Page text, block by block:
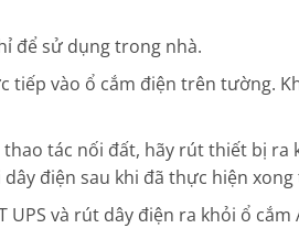
để sử dụng trong nhà.
tiếp vào ổ cắm điện trên tường.
tác nối đất, hãy rút thiết bị ra
điện sau khi đã thực hiện xong
UPS và rút dây điện ra khỏi ổ cắm